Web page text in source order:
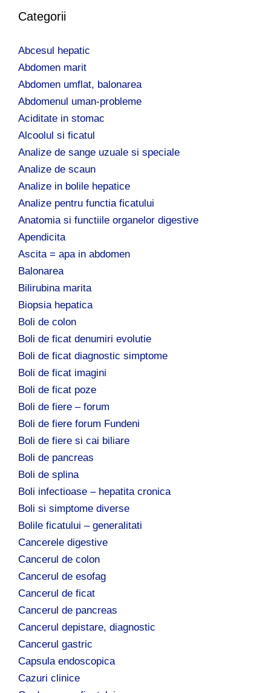
t
u
p
ă
Categorii
Abcesul hepatic
Abdomen marit
Abdomen umflat, balonarea
Abdomenul uman-probleme
Aciditate in stomac
Alcoolul si ficatul
Analize de sange uzuale si speciale
Analize de scaun
Analize in bolile hepatice
Analize pentru functia ficatului
Anatomia si functiile organelor digestive
Apendicita
Ascita = apa in abdomen
Balonarea
Bilirubina marita
Biopsia hepatica
Boli de colon
Boli de ficat denumiri evolutie
Boli de ficat diagnostic simptome
Boli de ficat imagini
Boli de ficat poze
Boli de fiere – forum
Boli de fiere forum Fundeni
Boli de fiere si cai biliare
Boli de pancreas
Boli de splina
Boli infectioase – hepatita cronica
Boli si simptome diverse
Bolile ficatului – generalitati
Cancerele digestive
Cancerul de colon
Cancerul de esofag
Cancerul de ficat
Cancerul de pancreas
Cancerul depistare, diagnostic
Cancerul gastric
Capsula endoscopica
Cazuri clinice